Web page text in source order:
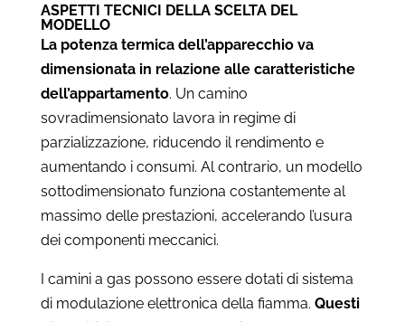
ASPETTI TECNICI DELLA SCELTA DEL
MODELLO
La potenza termica dell’apparecchio va
dimensionata in relazione alle caratteristiche
dell’appartamento. Un camino
sovradimensionato lavora in regime di
parzializzazione, riducendo il rendimento e
aumentando i consumi. Al contrario, un modello
sottodimensionato funziona costantemente al
massimo delle prestazioni, accelerando l’usura
dei componenti meccanici.
I camini a gas possono essere dotati di sistema
di modulazione elettronica della fiamma. Questi